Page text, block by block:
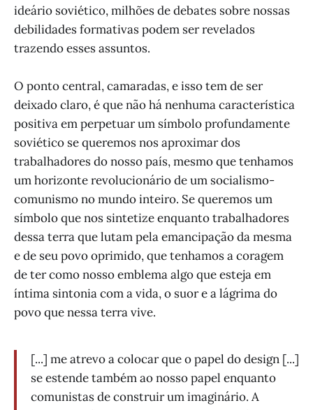
ideário soviético, milhões de debates sobre nossas
debilidades formativas podem ser revelados
trazendo esses assuntos.
O ponto central, camaradas, e isso tem de ser
deixado claro, é que não há nenhuma característica
positiva em perpetuar um símbolo profundamente
soviético se queremos nos aproximar dos
trabalhadores do nosso país, mesmo que tenhamos
um horizonte revolucionário de um socialismo-
comunismo no mundo inteiro. Se queremos um
símbolo que nos sintetize enquanto trabalhadores
dessa terra que lutam pela emancipação da mesma
e de seu povo oprimido, que tenhamos a coragem
de ter como nosso emblema algo que esteja em
íntima sintonia com a vida, o suor e a lágrima do
povo que nessa terra vive.
[...] me atrevo a colocar que o papel do design [...]
se estende também ao nosso papel enquanto
comunistas de construir um imaginário. A